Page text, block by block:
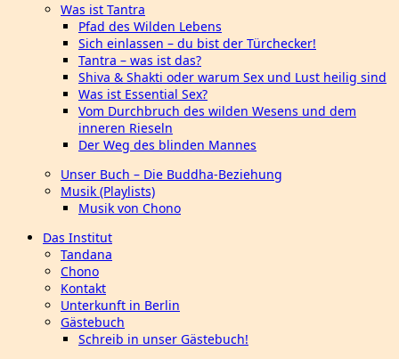
Was ist Tantra
Pfad des Wilden Lebens
Sich einlassen – du bist der Türchecker!
Tantra – was ist das?
Shiva & Shakti oder warum Sex und Lust heilig sind
Was ist Essential Sex?
Vom Durchbruch des wilden Wesens und dem
inneren Rieseln
Der Weg des blinden Mannes
Unser Buch – Die Buddha-Beziehung
Musik (Playlists)
Musik von Chono
Das Institut
Tandana
Chono
Kontakt
Unterkunft in Berlin
Gästebuch
Schreib in unser Gästebuch!